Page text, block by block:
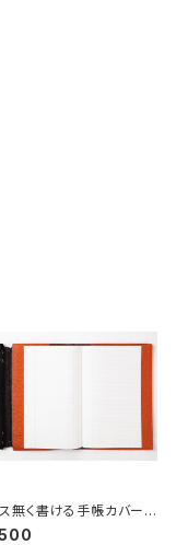
無く書ける手帳カバー
手帳専用レザーカバーF